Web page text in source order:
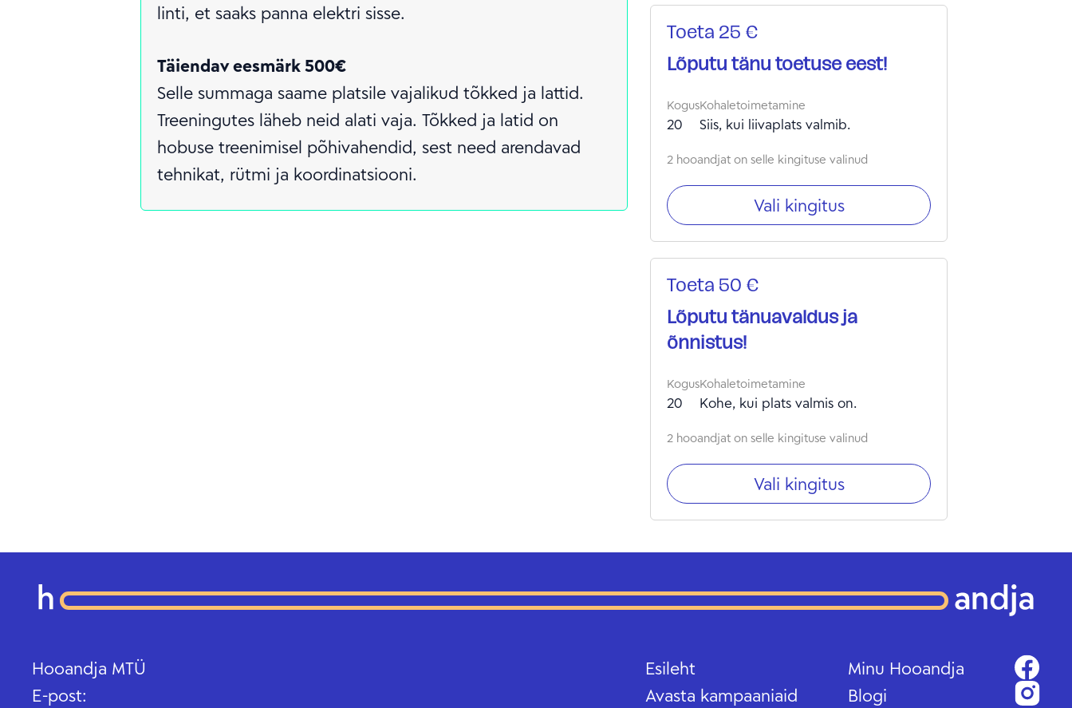
linti, et saaks panna elektri sisse.
Täiendav eesmärk 500€
Selle summaga saame platsile vajalikud tõkked ja lattid.
Treeningutes läheb neid alati vaja. Tõkked ja latid on
hobuse treenimisel põhivahendid, sest need arendavad
tehnikat, rütmi ja koordinatsiooni.
Toeta 25 €
Lõputu tänu toetuse eest!
Kogus
20
Kohaletoimetamine
Siis, kui liivaplats valmib.
2 hooandjat on selle kingituse valinud
Vali kingitus
Toeta 50 €
Lõputu tänuavaldus ja
õnnistus!
Kogus
20
Kohaletoimetamine
Kohe, kui plats valmis on.
2 hooandjat on selle kingituse valinud
Vali kingitus
Hooandja MTÜ
E-post:
Esileht
Avasta kampaaniaid
Minu Hooandja
Blogi